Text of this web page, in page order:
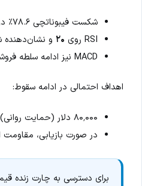
شکست فیبوناتچی ۷۸.۶٪ در ۸۵٬۵۶۹ دلار
RSI روی
۲۰ و نشان‌دهنده
MACD نیز ادامه سلطه فروشندگان را تأیید می‌کند
اهداف احتمالی در ادامه سقوط:
۸۰٬۰۰۰ دلار (حمایت روانی)
در صورت بازیابی، مقاومت اولیه:
برای دسترسی به چارت زنده